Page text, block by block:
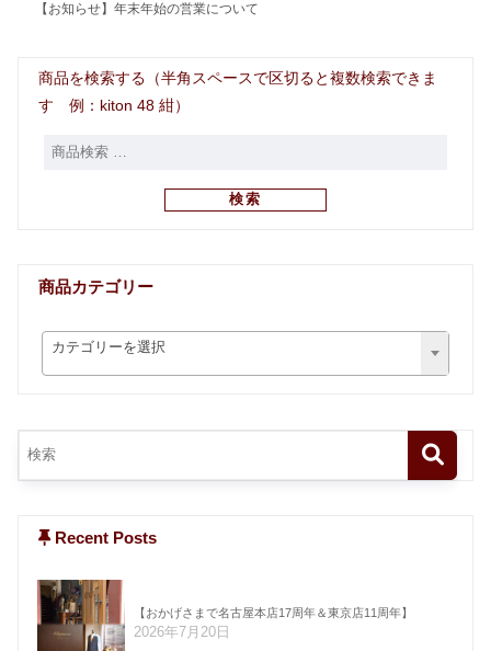
【お知らせ】年末年始の営業について
商品を検索する（半角スペースで区切ると複数検索できま
す 例：kiton 48 紺）
検索
商品カテゴリー
カテゴリーを選択
Recent Posts
【おかげさまで名古屋本店17周年＆東京店11周年】
2026年7月20日